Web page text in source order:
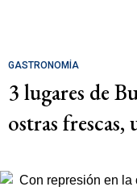
GASTRONOMÍA
3 lugares de
ostras